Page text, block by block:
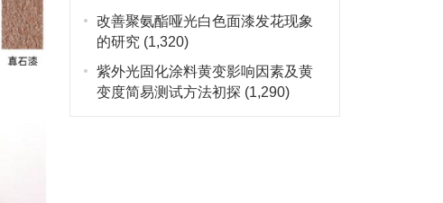
改善聚氨酯哑光白色面漆发花现象
的研究 (1,320)
紫外光固化涂料黄变影响因素及黄
变度简易测试方法初探 (1,290)